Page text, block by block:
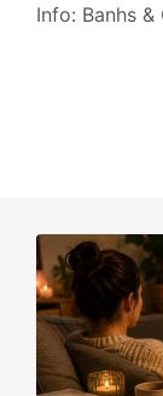
Info: Banhs